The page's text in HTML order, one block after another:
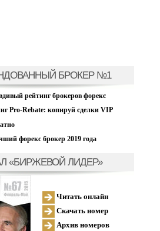
БРОКЕР №1
рейтинг брокеров форекс
Pro-Rebate: копируй сделки VIP
форекс брокер 2019 года
«БИРЖЕВОЙ ЛИДЕР»
Читать онлайн
Скачать номер
Архив номеров